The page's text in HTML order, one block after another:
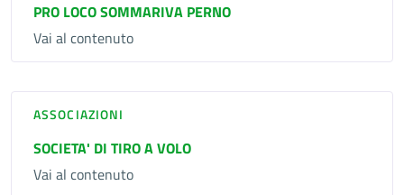
PRO LOCO SOMMARIVA PERNO
Vai al contenuto
ASSOCIAZIONI
SOCIETA' DI TIRO A VOLO
Vai al contenuto